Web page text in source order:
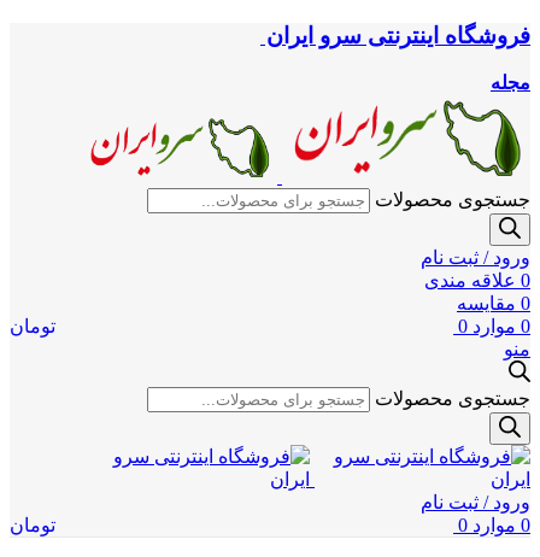
فروشگاه اینترنتی سرو ایران
مجله
جستجوی محصولات
ورود / ثبت نام
0 علاقه مندی
0 مقایسه
0 موارد 0
تومان
منو
جستجوی محصولات
ورود / ثبت نام
0 موارد 0 تومان